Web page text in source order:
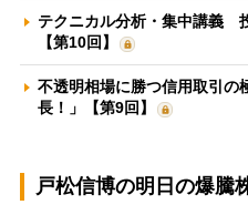
テクニカル分析・集中講義
【第10回】
不透明相場に勝つ信用取引
長！」【第9回】
戸松信博の明日の爆騰